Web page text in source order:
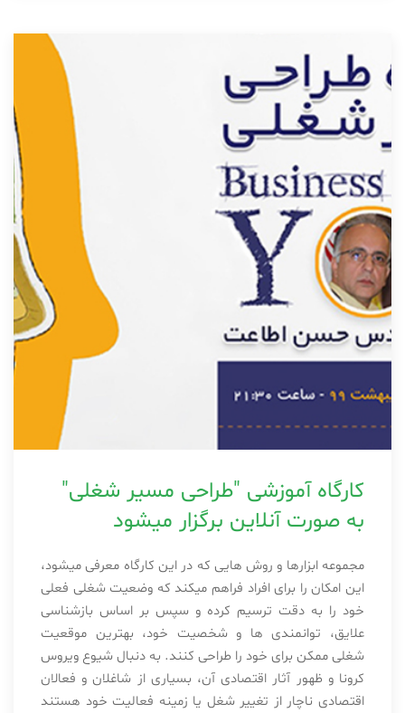
کارگاه آموزشی "طراحی مسیر شغلی"
به صورت آنلاین برگزار میشود
مجموعه ابزارها و روش هایی که در این کارگاه معرفی میشود،
این امکان را برای افراد فراهم میکند که وضعیت شغلی فعلی
خود را به دقت ترسیم کرده و سپس بر اساس بازشناسی
علایق، توانمندی ها و شخصیت خود، بهترین موقعیت
شغلی ممکن برای خود را طراحی کنند. به دنبال شیوع ویروس
کرونا و ظهور آثار اقتصادی آن، بسیاری از شاغلان و فعالان
اقتصادی ناچار از تغییر شغل یا زمینه فعالیت خود هستند